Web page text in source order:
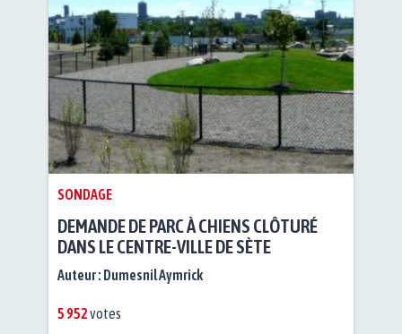
SONDAGE
DEMANDE DE PARC À CHIENS CLÔTURÉ
DANS LE CENTRE-VILLE DE SÈTE
Auteur : Dumesnil Aymrick
5 952votes